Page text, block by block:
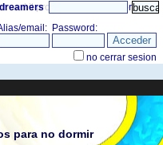
and it probably will» directorio
para no dormir